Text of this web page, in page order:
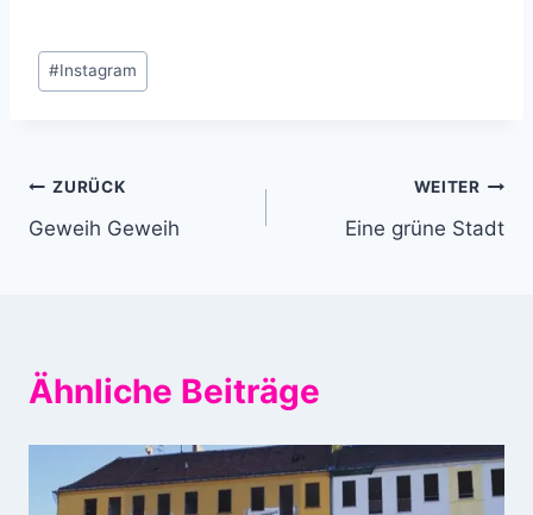
Schlagworte:
#Instagram
Beitragsnavigation
ZURÜCK
Geweih Geweih
WEITER
Eine grüne Stadt
Ähnliche Beiträge